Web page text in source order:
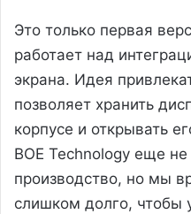
Это только первая
работает над
экрана. Идея
позволяет хранить
корпусе и открывать
BOE Technology еще
производство, но мы
слишком долго, чтобы